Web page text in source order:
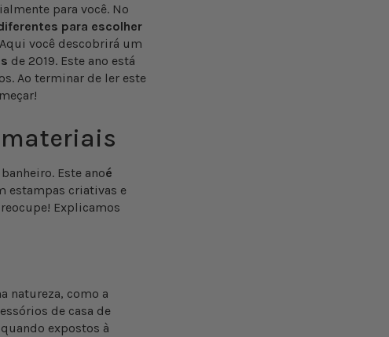
para você. No
para escolher
você descobrirá um
de 2019. Este ano está
Ao terminar de ler este
materiais
Este anoé
estampas criativas e
Explicamos
natureza, como a
de casa de
expostos à